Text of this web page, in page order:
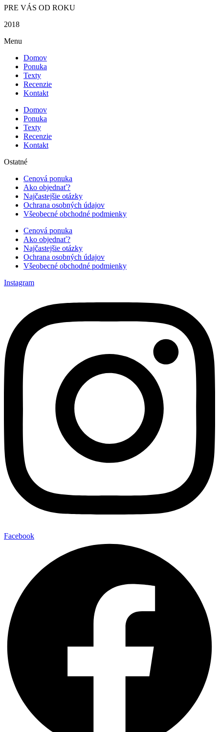
PRE VÁS OD ROKU
2018
Menu
Domov
Ponuka
Texty
Recenzie
Kontakt
Domov
Ponuka
Texty
Recenzie
Kontakt
Ostatné
Cenová ponuka
Ako objednať?
Najčastejšie otázky
Ochrana osobných údajov
Všeobecné obchodné podmienky
Cenová ponuka
Ako objednať?
Najčastejšie otázky
Ochrana osobných údajov
Všeobecné obchodné podmienky
Instagram
Facebook